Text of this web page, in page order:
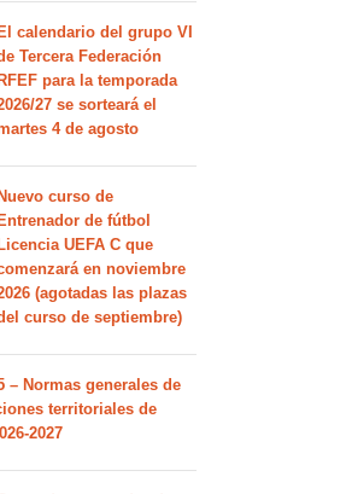
El calendario del grupo VI
Tercera Federación
RFEF para la temporada
27 se sorteará el
4 de agosto
Nuevo curso de
Entrenador de fútbol
Licencia UEFA C que
en noviembre
(agotadas las plazas
curso de septiembre)
– Normas generales de
territoriales de
2027